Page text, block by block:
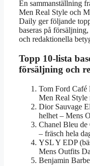
En sammanställning
Men Real Style och
Daily ger följande
baseras på
och redaktionella
Topp 10-lista
försäljning och
Tom Ford Café
Men Real Style
Dior Sauvage
helhet – Mens
Chanel Bleu
– fräsch hela
YSL Y EDP
Mens Outfits
Benjamin